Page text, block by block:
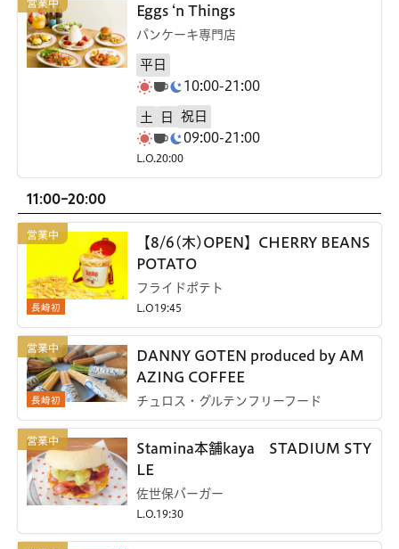
Eggs ‘n Things
パンケーキ専門店
平日
10:00-21:00
土 日
祝日
09:00-21:00
L.O.20:00
11:00-20:00
長崎初
【8/6(木)OPEN】CHERRY BEANS
POTATO
フライドポテト
L.O19:45
長崎初
DANNY GOTEN produced by AM
AZING COFFEE
チュロス・グルテンフリーフード
Stamina本舗kaya STADIUM STY
LE
佐世保バーガー
L.O.19:30